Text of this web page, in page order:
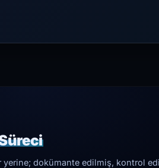
yerine; dokümante edilmiş, kontrol